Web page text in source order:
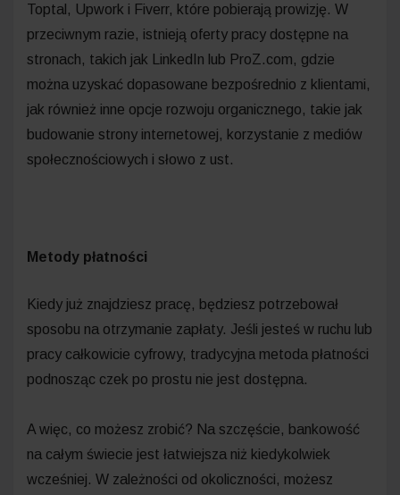
Toptal, Upwork i Fiverr, które pobierają prowizję. W
przeciwnym razie, istnieją oferty pracy dostępne na
stronach, takich jak LinkedIn lub ProZ.com, gdzie
można uzyskać dopasowane bezpośrednio z klientami,
jak również inne opcje rozwoju organicznego, takie jak
budowanie strony internetowej, korzystanie z mediów
społecznościowych i słowo z ust.
Metody płatności
Kiedy już znajdziesz pracę, będziesz potrzebował
sposobu na otrzymanie zapłaty. Jeśli jesteś w ruchu lub
pracy całkowicie cyfrowy, tradycyjna metoda płatności
podnosząc czek po prostu nie jest dostępna.
A więc, co możesz zrobić? Na szczęście, bankowość
na całym świecie jest łatwiejsza niż kiedykolwiek
wcześniej. W zależności od okoliczności, możesz